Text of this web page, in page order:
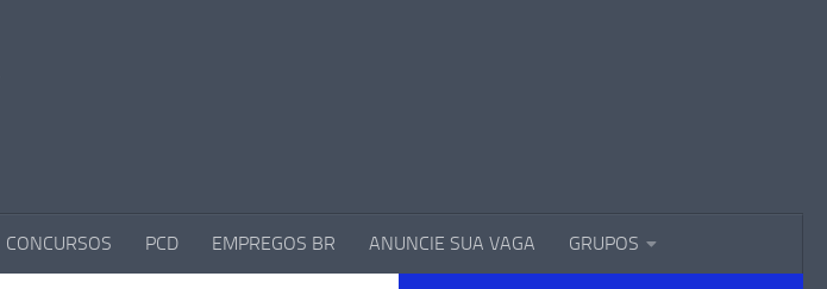
CONCURSOS PCD EMPREGOS BR ANUNCIE SUA VAGA GRUPOS